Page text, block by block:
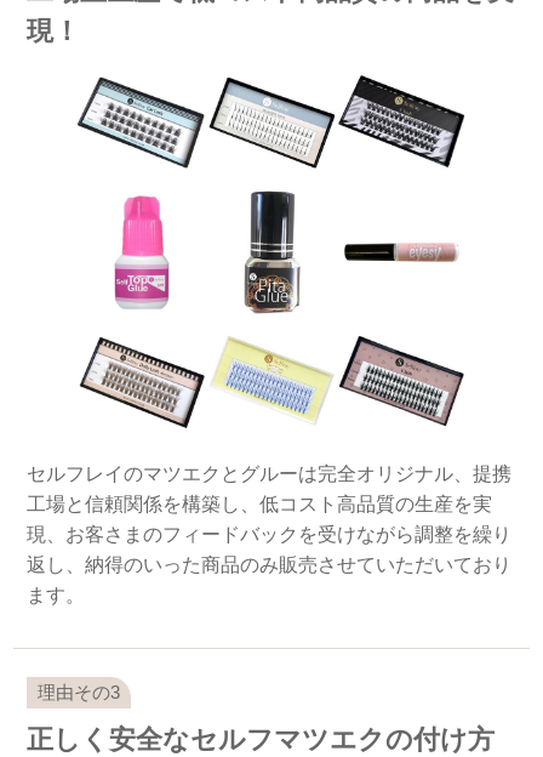
現！
セルフレイのマツエクとグルーは完全オリジナル、提携
工場と信頼関係を構築し、低コスト高品質の生産を実
現、お客さまのフィードバックを受けながら調整を繰り
返し、納得のいった商品のみ販売させていただいており
ます。
正しく安全なセルフマツエクの付け方